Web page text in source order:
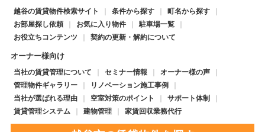
越谷の賃貸物件検索サイト 条件から探す
町名から探す
お部屋探し依頼
お気に入り物件
駐車場一覧
お役立ちコンテンツ
契約の更新・解約について
オーナー様向け
当社の賃貸管理について セミナー情報
オーナー様の声
管理物件ギャラリー
リノベーション施工事例
当社が選ばれる理由
空室対策のポイント
サポート体制
賃貸管理システム
建物管理 家賃回収業務代行